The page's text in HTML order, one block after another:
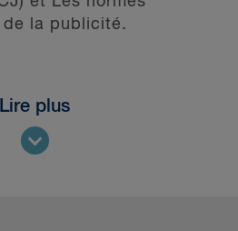
de la publicité.
Lire plus